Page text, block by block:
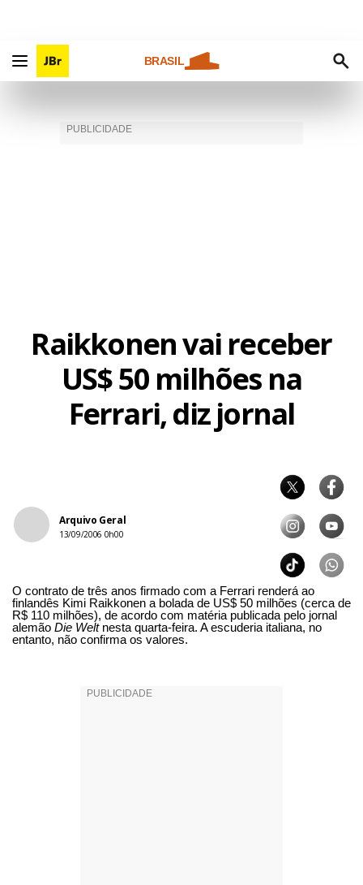
BRASIL
Raikkonen vai receber
US$ 50 milhões na
Ferrari, diz jornal
Arquivo Geral
13/09/2006 0h00
O contrato de três anos firmado com a Ferrari renderá ao
finlandês Kimi Raikkonen a bolada de US$ 50 milhões (cerca de
R$ 110 milhões), de acordo com matéria publicada pelo jornal
alemão Die Weltnesta quarta-feira. A escuderia italiana, no
entanto, não confirma os valores.